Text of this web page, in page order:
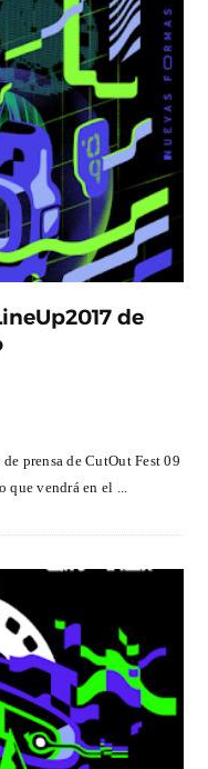
de
prensa de CutOut Fest 09
que vendrá en el ...